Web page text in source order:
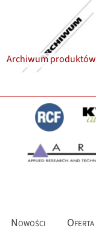
Archiwum produktów
Nowości Oferta